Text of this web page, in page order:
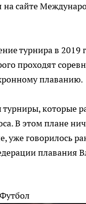
на сайте
турнира в 2019
проходят
плаванию.
турниры, которые
В этом плане
уже говорилось
плавания
Футбол